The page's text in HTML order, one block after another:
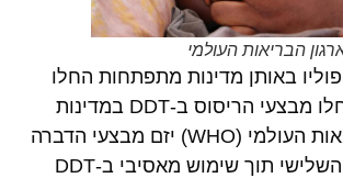
הבריאות העולמי
באותן מדינות מתפתחות החלו
לצוץ לאחר שהחלו מבצעי הריסוס ב-DDT במדינות
אלו. ארגון הבריאות העולמי (WHO) יזם מבצעי הדברה
למלריה בעולם השלישי תוך שימוש מאסיבי ב-DDT